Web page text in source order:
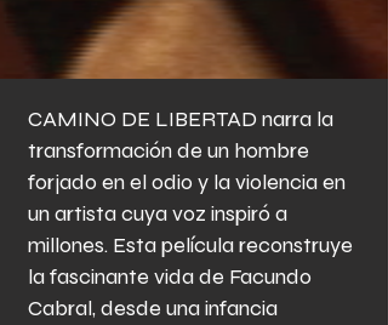
CAMINO DE LIBERTAD narra la
transformación de un hombre
forjado en el odio y la violencia en
un artista cuya voz inspiró a
millones. Esta película reconstruye
la fascinante vida de Facundo
Cabral, desde una infancia